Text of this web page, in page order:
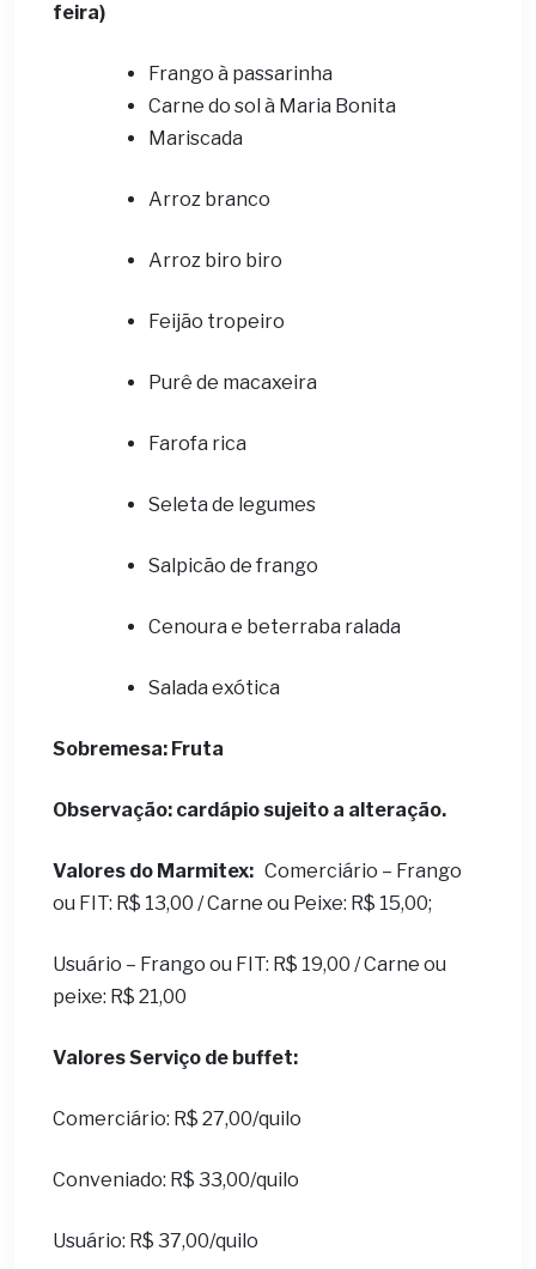
feira)
Frango à passarinha
Carne do sol à Maria Bonita
Mariscada
Arroz branco
Arroz biro biro
Feijão tropeiro
Purê de macaxeira
Farofa rica
Seleta de legumes
Salpicão de frango
Cenoura e beterraba ralada
Salada exótica
Sobremesa: Fruta
Observação: cardápio sujeito a alteração.
Valores do Marmitex: Comerciário – Frango
ou FIT: R$ 13,00 / Carne ou Peixe: R$ 15,00;
Usuário – Frango ou FIT: R$ 19,00 / Carne ou
peixe: R$ 21,00
Valores Serviço de buffet:
Comerciário: R$ 27,00/quilo
Conveniado: R$ 33,00/quilo
Usuário: R$ 37,00/quilo